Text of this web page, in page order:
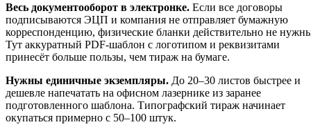
Весь документооборот в электронке. Если все договоры
подписываются ЭЦП и компания не отправляет бумажную
корреспонденцию, физические бланки действительно не
Тут аккуратный PDF-шаблон с логотипом и реквизитами
принесёт больше пользы, чем тираж на бумаге.
Нужны единичные экземпляры. До 20–30 листов быстрее и
дешевле напечатать на офисном лазернике из заранее
подготовленного шаблона. Типографский тираж начинает
окупаться примерно с 50–100 штук.